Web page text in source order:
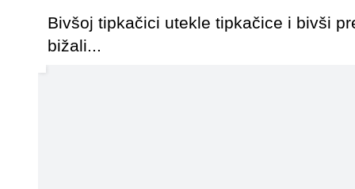
Bivšoj tipkačici utekle tipkačice i bivši
bižali...